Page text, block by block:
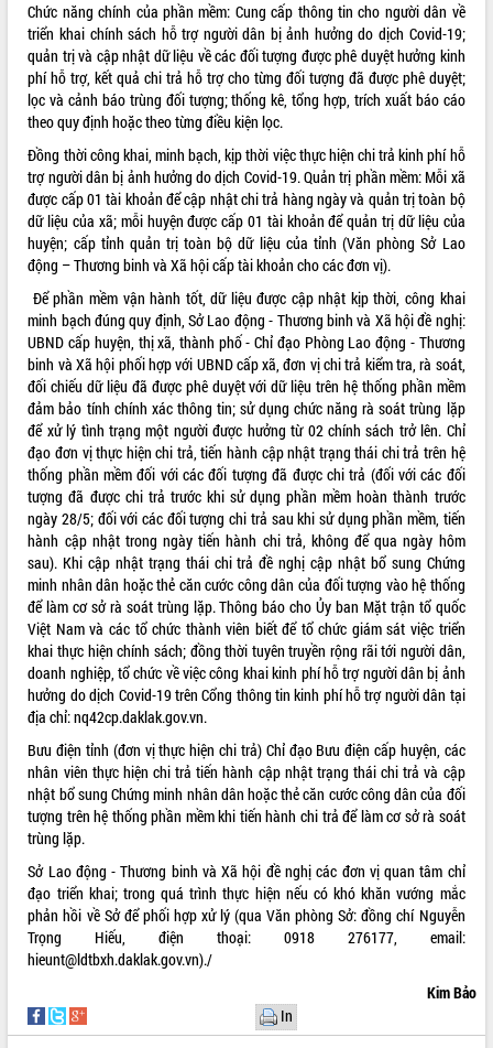
VIDEO
Không có file video nào để phát.
ALBUM ẢNH
LIÊN KẾT WEB
THỐNG KÊ TRUY CẬP
Hôm nay: 31271
Tất cả: 66076594
Chức năng chính của phần mềm: Cung cấp thông tin cho người dân về
triển khai chính sách hỗ trợ người dân bị ảnh hưởng do dịch Covid-19;
quản trị và cập nhật dữ liệu về các đối tượng được phê duyệt hưởng kinh
phí hỗ trợ, kết quả chi trả hỗ trợ cho từng đối tượng đã được phê duyệt;
lọc và cảnh báo trùng đối tượng; thống kê, tổng hợp, trích xuất báo cáo
theo quy định hoặc theo từng điều kiện lọc.
Đồng thời công khai, minh bạch, kịp thời việc thực hiện chi trả kinh phí hỗ
trợ người dân bị ảnh hưởng do dịch Covid-19. Quản trị phần mềm: Mỗi xã
được cấp 01 tài khoản để cập nhật chi trả hàng ngày và quản trị toàn bộ
dữ liệu của xã; mỗi huyện được cấp 01 tài khoản để quản trị dữ liệu của
huyện; cấp tỉnh quản trị toàn bộ dữ liệu của tỉnh (Văn phòng Sở Lao
động – Thương binh và Xã hội cấp tài khoản cho các đơn vị).
Để phần mềm vận hành tốt, dữ liệu được cập nhật kịp thời, công khai
minh bạch đúng quy định, Sở Lao động - Thương binh và Xã hội đề nghị:
UBND cấp huyện, thị xã, thành phố - Chỉ đạo Phòng Lao động - Thương
binh và Xã hội phối hợp với UBND cấp xã, đơn vị chi trả kiểm tra, rà soát,
đối chiếu dữ liệu đã được phê duyệt với dữ liệu trên hệ thống phần mềm
đảm bảo tính chính xác thông tin; sử dụng chức năng rà soát trùng lặp
để xử lý tình trạng một người được hưởng từ 02 chính sách trở lên. Chỉ
đạo đơn vị thực hiện chi trả, tiến hành cập nhật trạng thái chi trả trên hệ
thống phần mềm đối với các đối tượng đã được chi trả (đối với các đối
tượng đã được chi trả trước khi sử dụng phần mềm hoàn thành trước
ngày 28/5; đối với các đối tượng chi trả sau khi sử dụng phần mềm, tiến
hành cập nhật trong ngày tiến hành chi trả, không để qua ngày hôm
sau). Khi cập nhật trạng thái chi trả đề nghị cập nhật bổ sung Chứng
minh nhân dân hoặc thẻ căn cước công dân của đối tượng vào hệ thống
để làm cơ sở rà soát trùng lặp. Thông báo cho Ủy ban Mặt trận tổ quốc
Việt Nam và các tổ chức thành viên biết để tổ chức giám sát việc triển
khai thực hiện chính sách; đồng thời tuyên truyền rộng rãi tới người dân,
doanh nghiệp, tổ chức về việc công khai kinh phí hỗ trợ người dân bị ảnh
hưởng do dịch Covid-19 trên Cổng thông tin kinh phí hỗ trợ người dân tại
địa chỉ: nq42cp.daklak.gov.vn.
Bưu điện tỉnh (đơn vị thực hiện chi trả) Chỉ đạo Bưu điện cấp huyện, các
nhân viên thực hiện chi trả tiến hành cập nhật trạng thái chi trả và cập
nhật bổ sung Chứng minh nhân dân hoặc thẻ căn cước công dân của đối
tượng trên hệ thống phần mềm khi tiến hành chi trả để làm cơ sở rà soát
trùng lặp.
Sở Lao động - Thương binh và Xã hội đề nghị các đơn vị quan tâm chỉ
đạo triển khai; trong quá trình thực hiện nếu có khó khăn vướng mắc
phản hồi về Sở để phối hợp xử lý (qua Văn phòng Sở: đồng chí Nguyễn
Trọng Hiếu, điện thoại: 0918 276177, email:
hieunt@ldtbxh.daklak.gov.vn)./
Kim Bảo
In